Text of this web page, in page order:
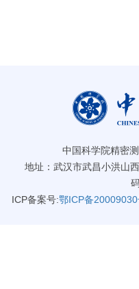
中国科学院精密
地址：武汉市武昌小洪山
ICP备案号:鄂ICP备20009030